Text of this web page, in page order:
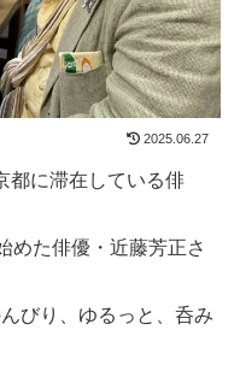
2025.06.27
都に滞在している俳
めた俳優・近藤芳正さ
びり、ゆるっと、呑み